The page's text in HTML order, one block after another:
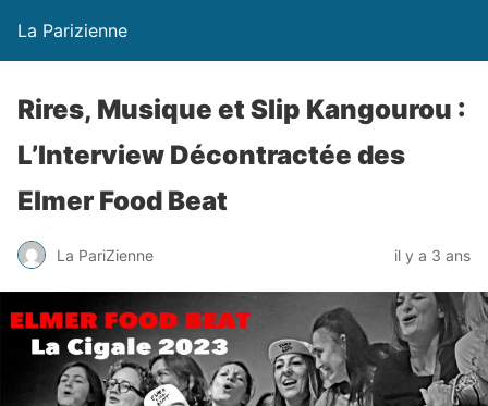
La Parizienne
Rires, Musique et Slip Kangourou :
L’Interview Décontractée des
Elmer Food Beat
La PariZienne il y a 3 ans